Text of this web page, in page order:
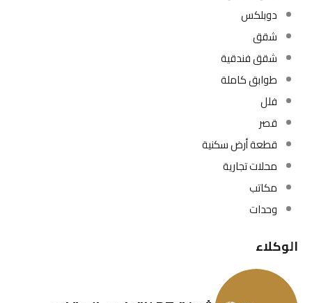
دوبلكس
شقق
شقق فندقية
طوابق كاملة
فلل
قصر
قطعة أرض سكنية
محلات تجارية
مكاتب
وحدات
الوكلاء